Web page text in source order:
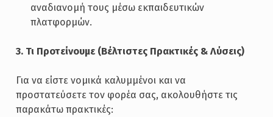
αναδιανομή τους μέσω εκπαιδευτικών
πλατφορμών.
3. Τι Προτείνουμε (Βέλτιστες Πρακτικές & Λύσεις)
Για να είστε νομικά καλυμμένοι και να
προστατεύσετε τον φορέα σας, ακολουθήστε τις
παρακάτω πρακτικές: